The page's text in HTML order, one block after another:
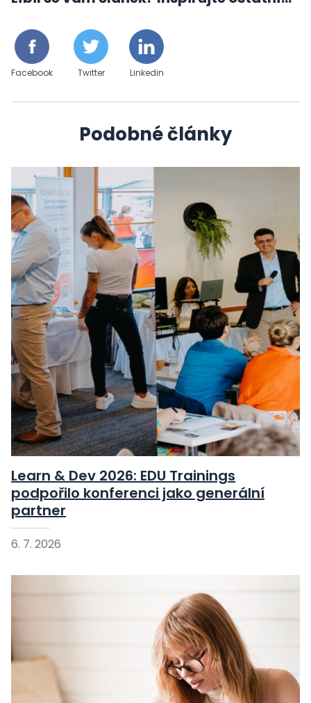
Facebook Twitter Linkedin
Podobné články
Learn & Dev 2026: EDU Trainings
podpořilo konferenci jako generální
partner
6. 7. 2026